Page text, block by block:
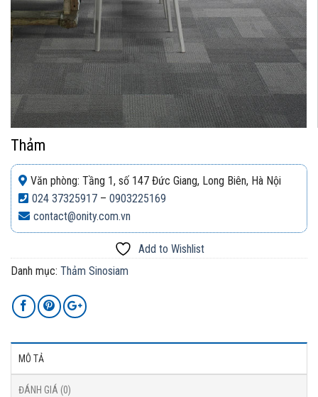
Thảm
Văn phòng: Tầng 1, số 147 Đức Giang, Long Biên, Hà Nội
024 37325917 – 0903225169
contact@onity.com.vn
Add to Wishlist
Danh mục: Thảm Sinosiam
MÔ TẢ
ĐÁNH GIÁ (0)